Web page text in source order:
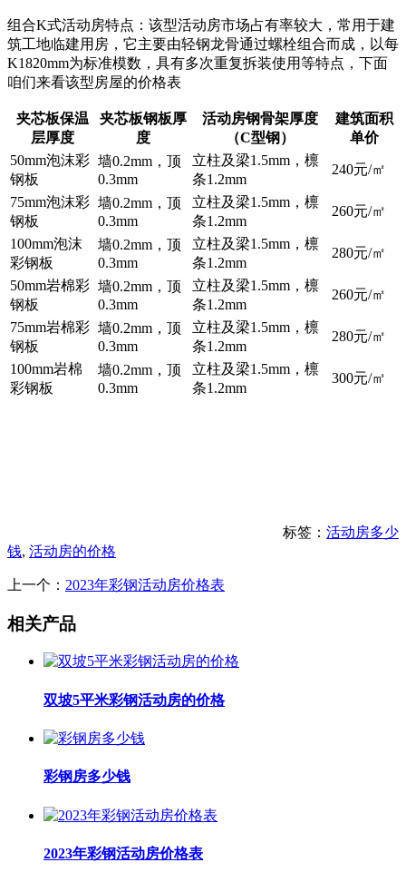
组合K式活动房特点：该型活动房市场占有率较大，常用于建
筑工地临建用房，它主要由轻钢龙骨通过螺栓组合而成，以每
K1820mm为标准模数，具有多次重复拆装使用等特点，下面
咱们来看该型房屋的价格表
夹芯板保温
层厚度
夹芯板钢板厚
度
活动房钢骨架厚度
（C型钢）
建筑面积
单价
50mm泡沫彩
钢板
墙0.2mm，顶
0.3mm
立柱及梁1.5mm，檩
条1.2mm
240元/㎡
75mm泡沫彩
钢板
墙0.2mm，顶
0.3mm
立柱及梁1.5mm，檩
条1.2mm
260元/㎡
100mm泡沫
彩钢板
墙0.2mm，顶
0.3mm
立柱及梁1.5mm，檩
条1.2mm
280元/㎡
50mm岩棉彩
钢板
墙0.2mm，顶
0.3mm
立柱及梁1.5mm，檩
条1.2mm
260元/㎡
75mm岩棉彩
钢板
墙0.2mm，顶
0.3mm
立柱及梁1.5mm，檩
条1.2mm
280元/㎡
100mm岩棉
彩钢板
墙0.2mm，顶
0.3mm
立柱及梁1.5mm，檩
条1.2mm
300元/㎡
标签： 活动房多少
钱, 活动房的价格
上一个： 2023年彩钢活动房价格表
相关产品
双坡5平米彩钢活动房的价格
彩钢房多少钱
2023年彩钢活动房价格表